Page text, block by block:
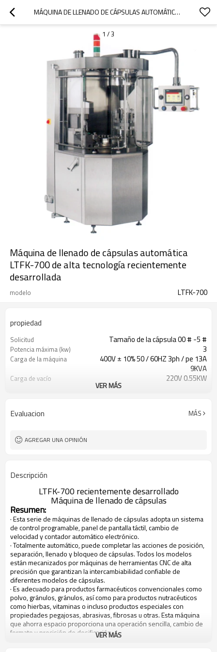
MÁQUINA DE LLENADO DE CÁPSULAS AUTOMÁTICA LTFK-700 DE ALTA TECNOLOGÍA RECIENTEMENTE DESARROLLADA
1 /3
Máquina de llenado de cápsulas automática
LTFK-700 de alta tecnología recientemente
desarrollada
modelo LTFK-700
propiedad
Solicitud Tamaño de la cápsula 00 # -5 #
Potencia máxima (kw) 3
Carga de la máquina
400V ± 10% 50 / 60HZ 3ph / pe 13A
9KVA
Carga de vacío 220V 0.55KW
25A
VER MÁS
Evaluacion MÁS
AGREGAR UNA OPINIÓN
Descripción
LTFK-700 recientemente desarrollado
Máquina de llenado de cápsulas
Resumen:
· Esta serie de máquinas de llenado de cápsulas adopta un sistema
de control programable, panel de pantalla táctil, cambio de
velocidad y contador automático electrónico.
· Totalmente automático, puede completar las acciones de posición,
separación, llenado y bloqueo de cápsulas. Todos los modelos
están mecanizados por máquinas de herramientas CNC de alta
precisión que garantizan la intercambiabilidad confiable de
diferentes modelos de cápsulas.
· Es adecuado para productos farmacéuticos convencionales como
polvo, gránulos, gránulos, así como para productos nutracéuticos
como hierbas, vitaminas o incluso productos especiales con
propiedades pegajosas, abrasivas, fibrosas u otras. Esta máquina
que ahorra espacio proporciona una operación sencilla, cambio de
formato y precisión de dosificación.
VER MÁS